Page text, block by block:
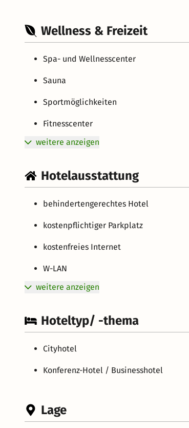
Wellness & Freizeit
Spa- und Wellnesscenter
Sauna
Sportmöglichkeiten
Fitnesscenter
weitere anzeigen
Hotelausstattung
behindertengerechtes Hotel
kostenpflichtiger Parkplatz
kostenfreies Internet
W-LAN
weitere anzeigen
Hoteltyp/ -thema
Cityhotel
Konferenz-Hotel / Businesshotel
Lage